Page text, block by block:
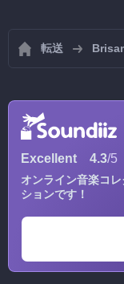
転送
Excellent 4.3/5
オンライン音楽コ
ションです！